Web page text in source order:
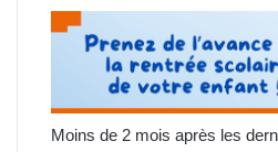
Moins de 2 mois après les